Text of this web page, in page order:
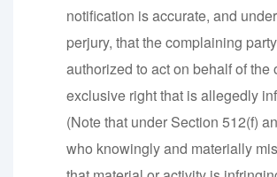
notification is accurate, and
perjury, that the complaining
authorized to act on behalf of the
exclusive right that is allegedly
(Note that under Section 512(f)
who knowingly and materially